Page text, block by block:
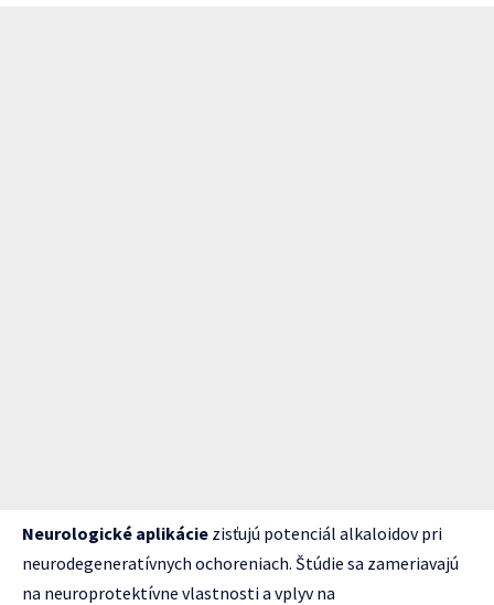
Neurologické aplikácie zisťujú potenciál alkaloidov pri
neurodegeneratívnych ochoreniach. Štúdie sa zameriavajú
na neuroprotektívne vlastnosti a vplyv na